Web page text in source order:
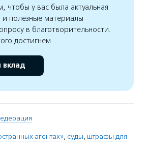
чтобы у вас была актуальная
полезные материалы
в благотворительности.
достигнем
вклад
агентах», суды, штрафы для